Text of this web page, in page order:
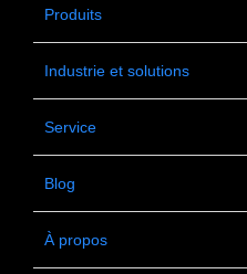
Produits
Industrie et solutions
Service
Blog
À propos